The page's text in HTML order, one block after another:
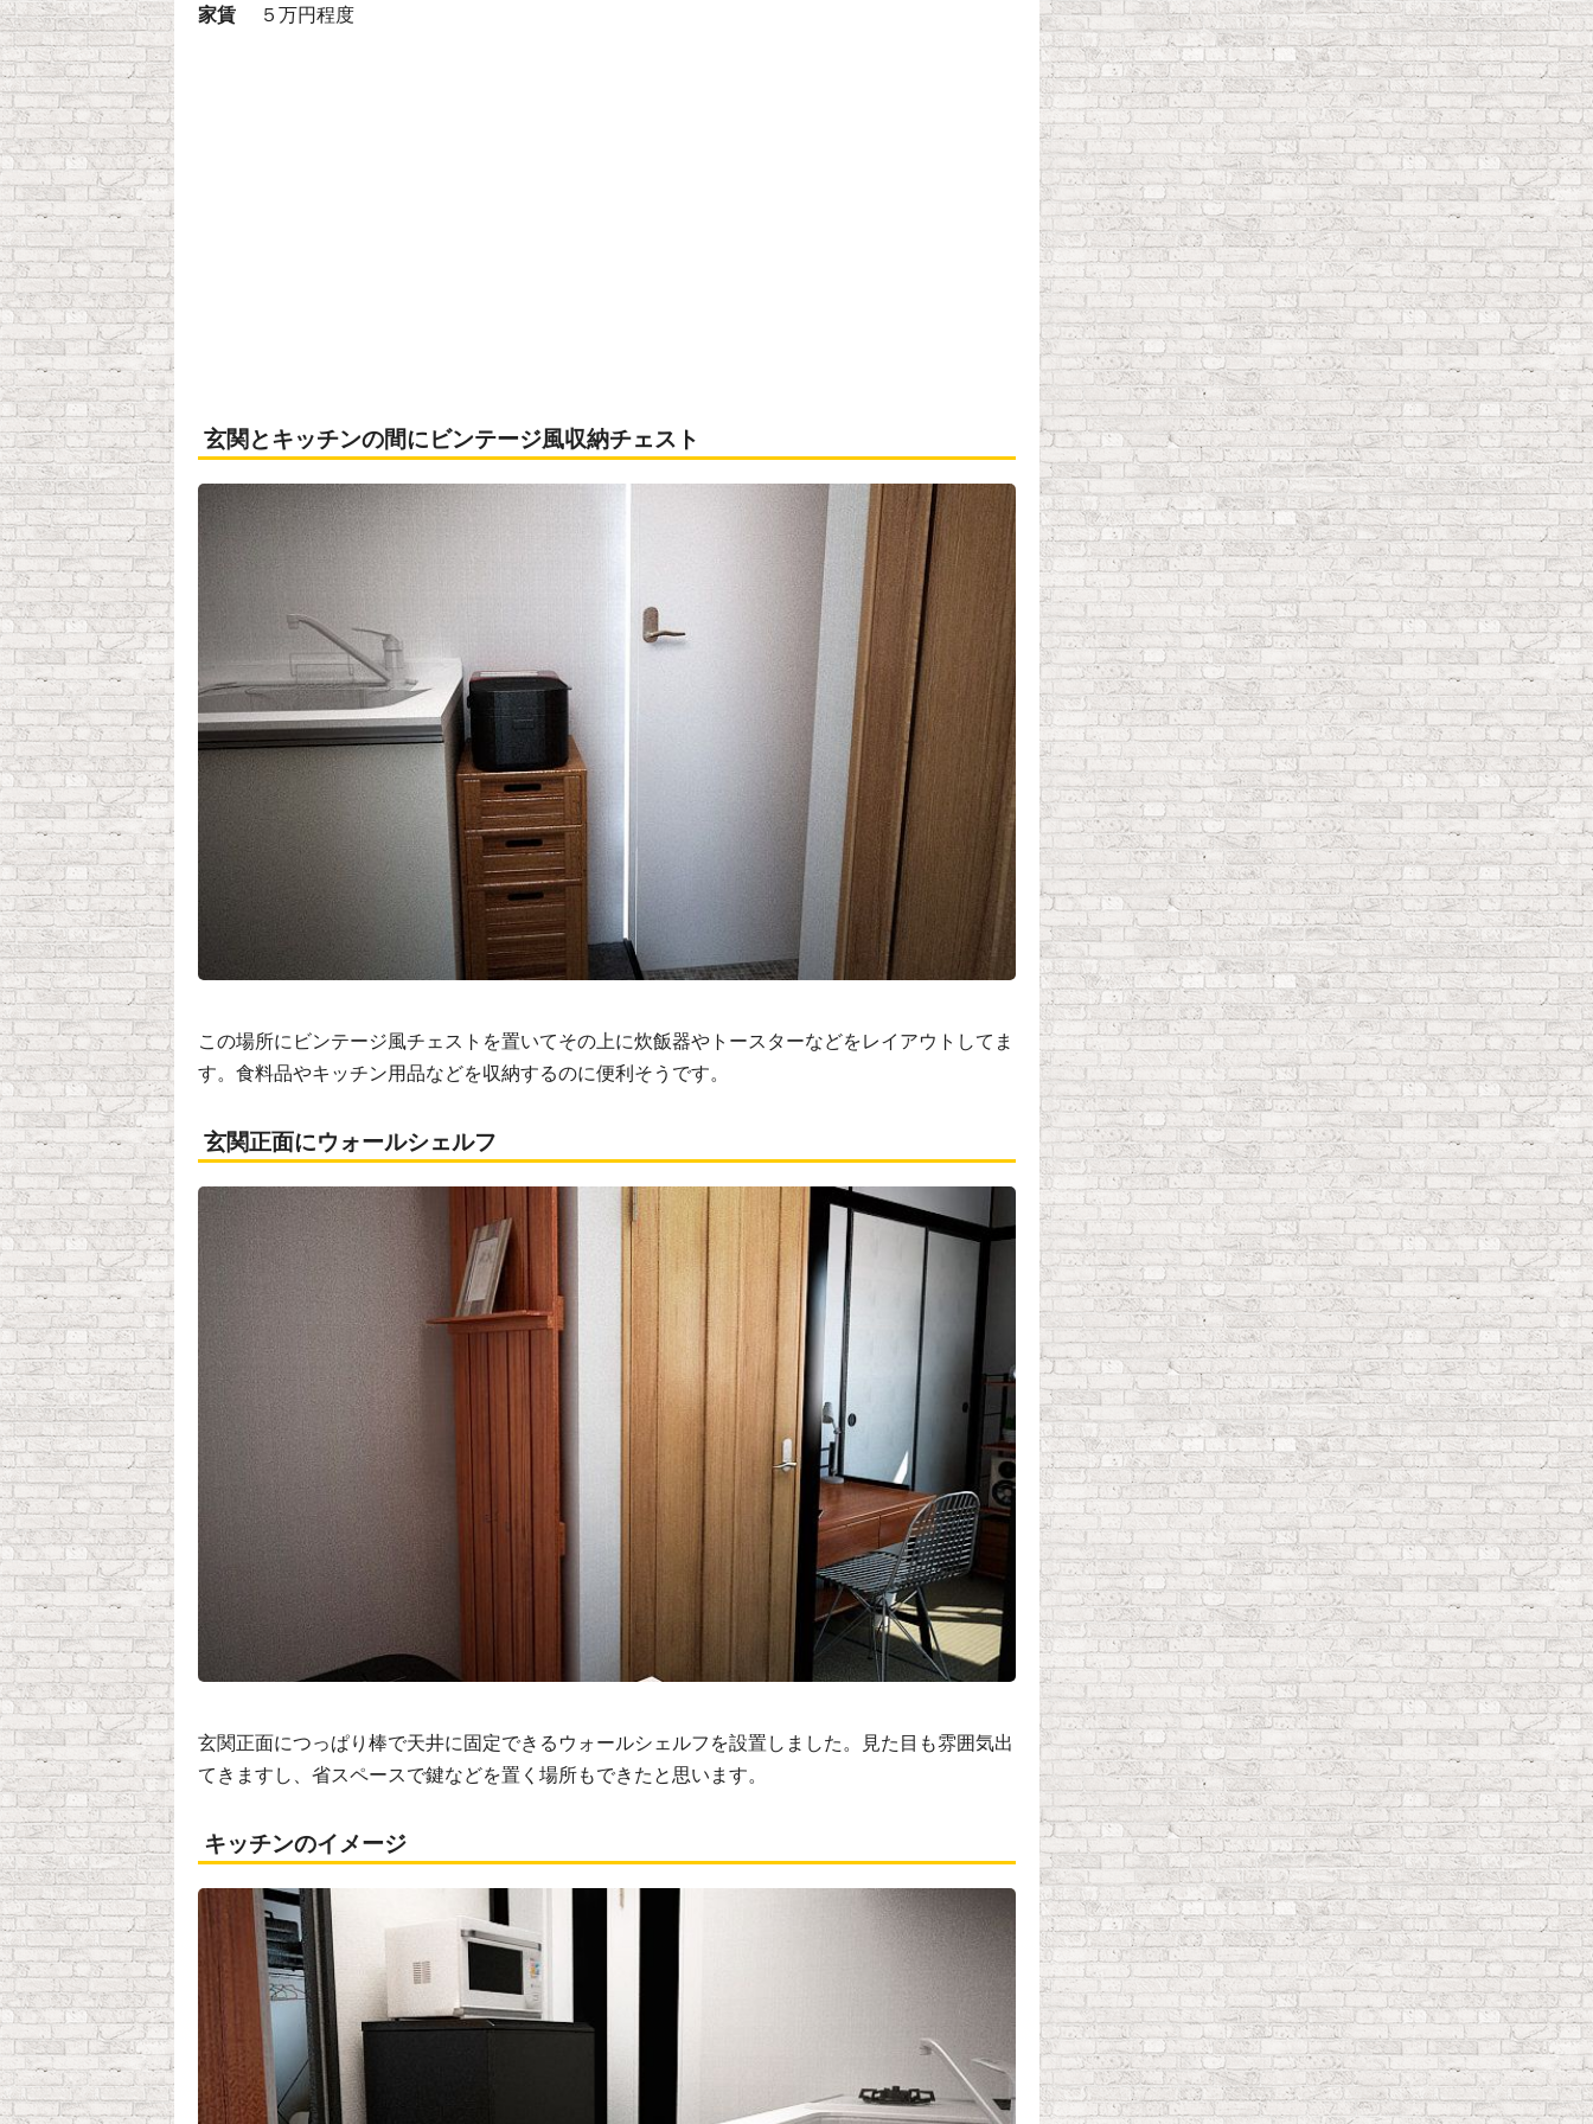
家賃 ５万円程度
玄関とキッチンの間にビンテージ風収納チェスト
この場所にビンテージ風チェストを置いてその上に炊飯器やトースターなどをレイアウトしてま
す。食料品やキッチン用品などを収納するのに便利そうです。
玄関正面にウォールシェルフ
玄関正面につっぱり棒で天井に固定できるウォールシェルフを設置しました。見た目も雰囲気出
てきますし、省スペースで鍵などを置く場所もできたと思います。
キッチンのイメージ